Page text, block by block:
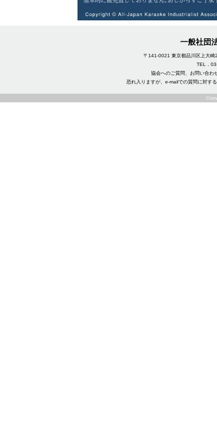
一般社団
〒141-0021 東京都品川区上大
TEL．
協会へのご質問、お問い合わ
恐れ入りますが、e-mailでの質問に対す